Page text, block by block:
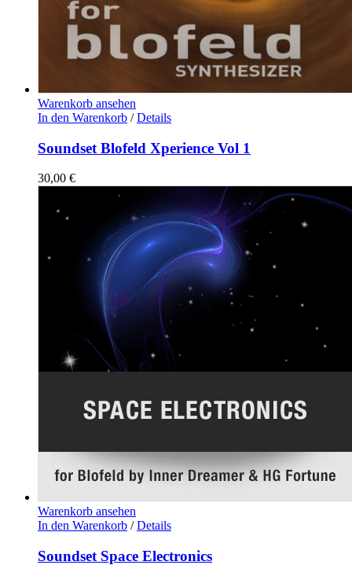
Warenkorb ansehen
In den Warenkorb / Details
Soundset Blofeld Xperience Vol 1
30,00 €
Warenkorb ansehen
In den Warenkorb / Details
Soundset Space Electronics